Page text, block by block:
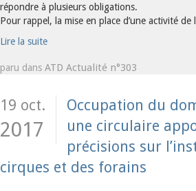
répondre à plusieurs obligations.
Pour rappel, la mise en place d’une activité de
Lire la suite
paru dans ATD Actualité n°303
19 oct.
2017
Occupation du
une circulaire
précisions sur
cirques et des forains